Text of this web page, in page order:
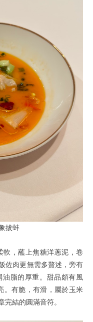
拔蚌
軟，蘸上焦糖洋蔥泥，卷
佐肉更無需多贅述，旁有
油脂的厚重。甜品頗有風
。有脆，有滑，屬於玉米
完結的圓滿音符。